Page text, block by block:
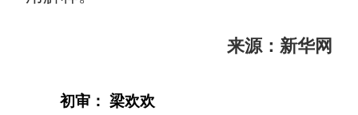
来源：新华网
初审： 梁欢欢